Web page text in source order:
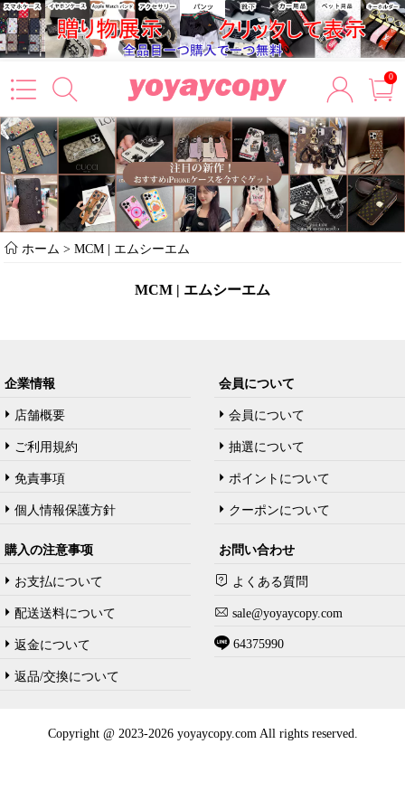
0
ホーム >MCM | エムシーエム
MCM | エムシーエム
企業情報
店舗概要
ご利用規約
免責事項
個人情報保護方針
会員について
会員について
抽選について
ポイントについて
クーポンについて
購入の注意事项
お支払について
配送送料について
返金について
返品/交換について
お問い合わせ
よくある質問
sale@yoyaycopy.com
64375990
Copyright @ 2023-2026 yoyaycopy.com All rights reserved.